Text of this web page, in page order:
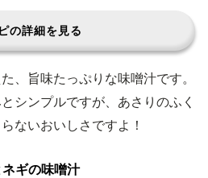
の詳細を見る
、旨味たっぷりな味噌汁です。
シンプルですが、あさりのふく
ないおいしさですよ！
ギの味噌汁